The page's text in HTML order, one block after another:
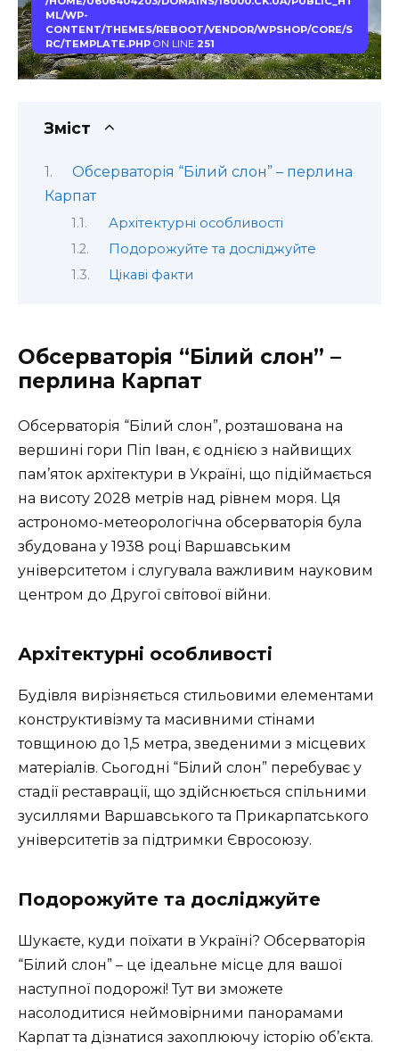
ML/WP-
CONTENT/THEMES/REBOOT/VENDOR/WPSHOP/CORE/S
RC/TEMPLATE.PHPON LINE 251
Зміст
Обсерваторія “Білий слон” – перлина
Карпат
Архітектурні особливості
Подорожуйте та досліджуйте
Цікаві факти
Обсерваторія “Білий слон” –
перлина Карпат
Обсерваторія “Білий слон”, розташована на
вершині гори Піп Іван, є однією з найвищих
пам’яток архітектури в Україні, що підіймається
на висоту 2028 метрів над рівнем моря. Ця
астрономо-метеорологічна обсерваторія була
збудована у 1938 році Варшавським
університетом і слугувала важливим науковим
центром до Другої світової війни.
Архітектурні особливості
Будівля вирізняється стильовими елементами
конструктивізму та масивними стінами
товщиною до 1,5 метра, зведеними з місцевих
матеріалів. Сьогодні “Білий слон” перебуває у
стадії реставрації, що здійснюється спільними
зусиллями Варшавського та Прикарпатського
університетів за підтримки Євросоюзу.
Подорожуйте та досліджуйте
Шукаєте, куди поїхати в Україні? Обсерваторія
“Білий слон” – це ідеальне місце для вашої
наступної подорожі! Тут ви зможете
насолодитися неймовірними панорамами
Карпат та дізнатися захоплюючу історію об’єкта.